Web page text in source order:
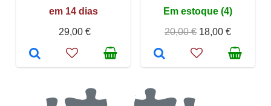
em 14 dias
29,00 €
Em estoque (4)
20,00 € 18,00 €